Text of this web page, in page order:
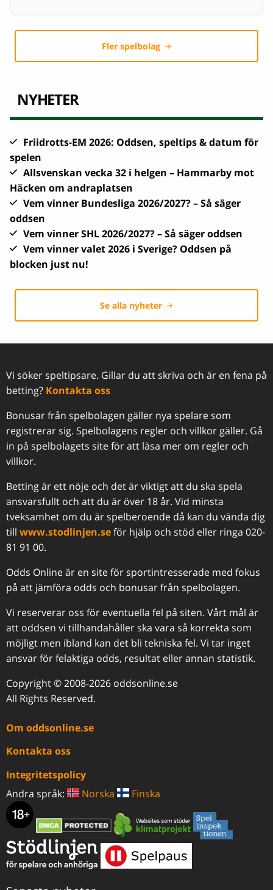
Fler spelbolag
NYHETER
Friidrotts-EM 2026: Oddsen, speltips & datum för
spelen
Allsvenskan vecka 32 i helgen – Hammarby mot
Häcken om andraplatsen
Vem vinner Bundesliga 2026/2027? – Så säger
oddsen
Vem vinner SHL 2026/2027? – Så säger oddsen
Vem vinner valet 2026 i Sverige? Oddsen på
blocken just nu!
Se alla nyheter
Vi söker speltipsare. Gillar du att skriva och är en fena på
betting? Kontakta oss
Bonusar från spelbolagen gäller nya spelare som
registrerar sig. Spelbolagens regler och villkor gäller. Gå
in på spelbolagets site för att läsa mer om regler och
villkor.
Betting är ett nöje och det är viktigt att du ska spela
ansvarsfullt och att du är över 18 år. Vid minsta
tveksamhet om du är spelberoende då kan du vända dig
till www.stodlinjen.seför hjälp och stöd eller ringa 020-
81 91 00.
Odds Online är en site för sportintresserade med fokus
på att jämföra odds och bonusar från spelbolagen.
Vi reserverar oss för eventuella fel på siten. Vårt mål är
att oddsen vi tillhandahåller ska vara så korrekta som
möjligt men ibland kan det bli tekniska fel. Vi tar inget
ansvar för felaktiga odds, resultat eller annan statistik.
Copyright © 2008-2026 oddsonline.se
All Rights Reserved.
Om oddsonline.se
Kontakta oss
Integritetspolicy
Andra språk:
Norska Finska